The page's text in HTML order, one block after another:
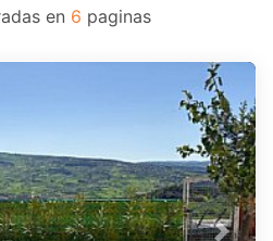
en zonas rurales, cerca
y tabernas locales. La
aire acondicionado en el
en 6 paginas